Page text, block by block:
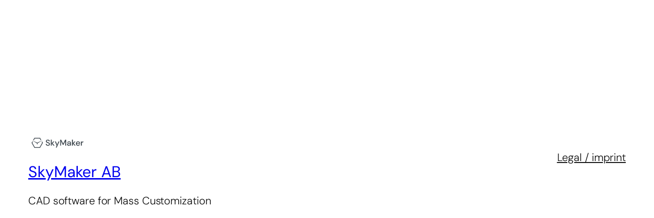
SkyMaker AB
CAD software for Mass Customization
Legal / imprint